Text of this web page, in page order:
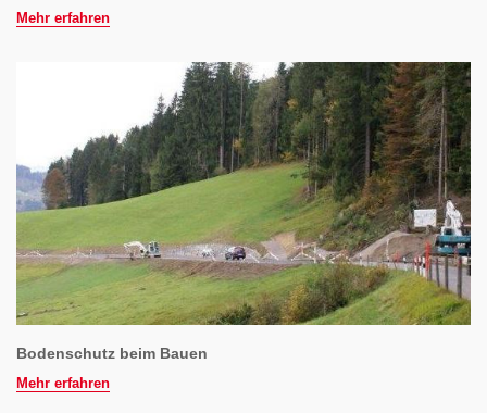
Mehr erfahren
Bodenschutz beim Bauen
Mehr erfahren